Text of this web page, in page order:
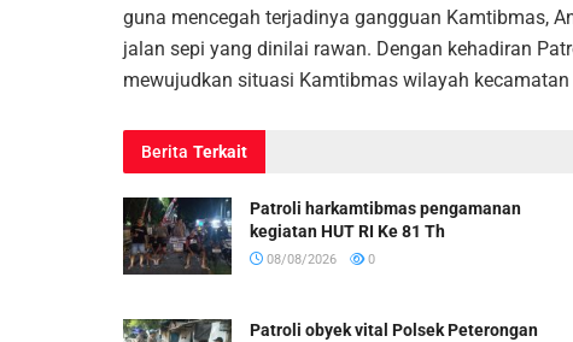
guna mencegah terjadinya gangguan Kamtibmas,
jalan sepi yang dinilai rawan. Dengan kehadiran
mewujudkan situasi Kamtibmas wilayah
Berita Terkait
Patroli harkamtibmas pengamanan
kegiatan HUT RI Ke 81 Th
08/08/2026 0
Patroli obyek vital Polsek Peterongan